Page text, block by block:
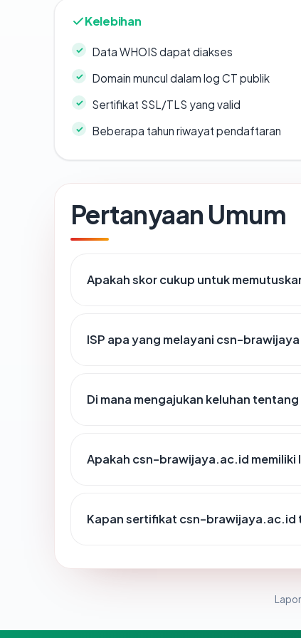
Kelebihan
Data WHOIS dapat diakses
Domain muncul dalam log CT publik
Sertifikat SSL/TLS yang valid
Beberapa tahun riwayat pendaftaran
Pertanyaan Umum
Apakah skor cukup untuk
ISP apa yang melayani csn-
Di mana mengajukan keluhan
Apakah csn-brawijaya.ac.id memiliki
Kapan sertifikat csn-brawijaya.ac.id